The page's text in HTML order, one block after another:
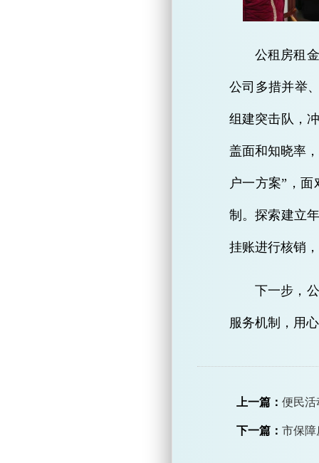
公租房租
公司多措并举
组建突击队，
盖面和知晓率
户一方案”，
制。探索建立
挂账进行核销
下一步，
服务机制，用
上一篇： 便民活
下一篇： 市保障